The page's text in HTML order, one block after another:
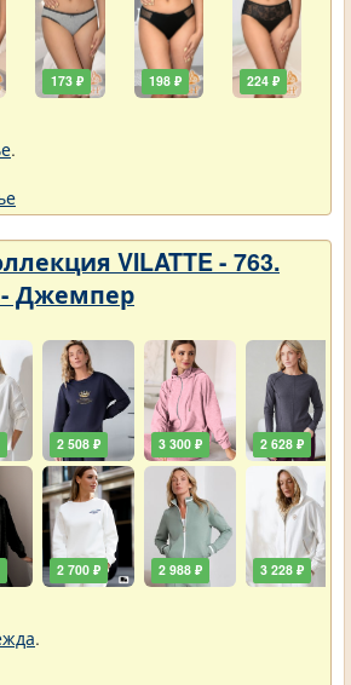
173 ₽ 198 ₽ 224 ₽
.
VILATTE - 763.
Джемпер
2 508 ₽
2 700 ₽
3 300 ₽
2 988 ₽
2 628 ₽
3 228 ₽
.